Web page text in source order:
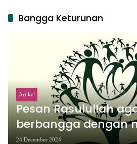
Bangga Keturunan
Artikel
Pesan Rasulullah
berbangga dengan
24 December 2024